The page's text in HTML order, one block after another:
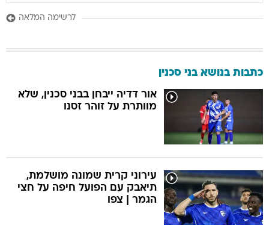
לרשימה המלאה
כתבות בנושא בני סכנין
אור דדיה ייבחן בבני סכנין, שלא
מוותרת על זוהר זסנו
עירוני קרית שמונה מושלמת,
תיאבק עם הפועל חיפה על חצי
הגמר | צפו